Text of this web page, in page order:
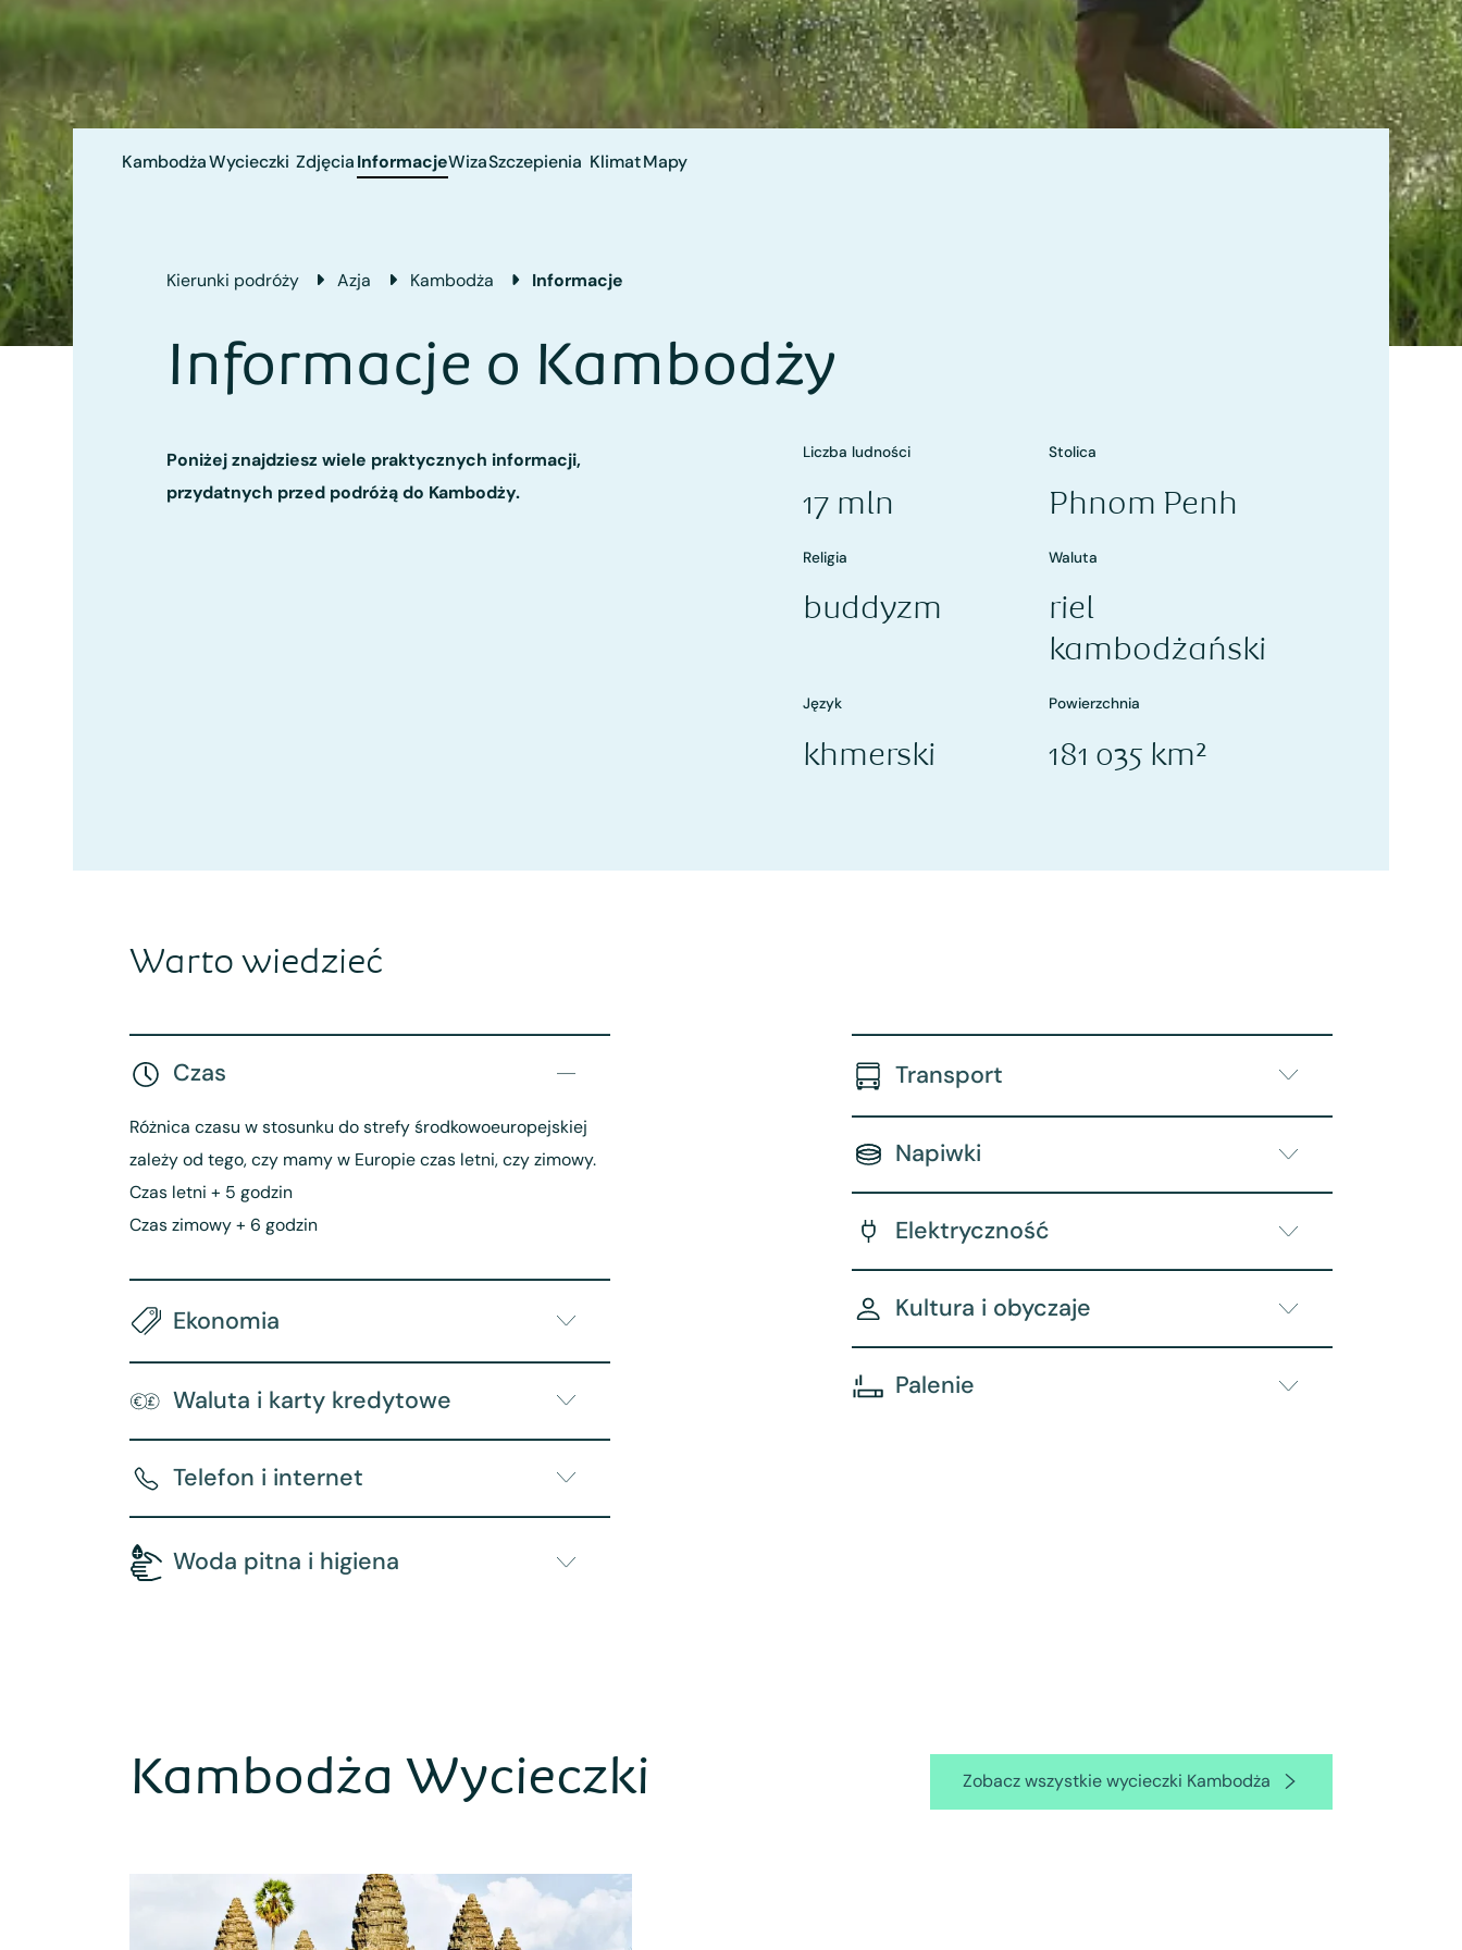
KambodżaWycieczki ZdjęciaInformacjeWizaSzczepienia KlimatMapy
Kierunki podróży Azja Kambodża Informacje
Informacje o Kambodży
Poniżej znajdziesz wiele praktycznych informacji,
przydatnych przed podróżą do Kambodży.
Liczba ludności
17 mln
Stolica
Phnom Penh
Religia
buddyzm
Waluta
riel
kambodżański
Język
khmerski
Powierzchnia
181 035 km²
Warto wiedzieć
Czas
Różnica czasu w stosunku do strefy środkowoeuropejskiej
zależy od tego, czy mamy w Europie czas letni, czy zimowy.
Czas letni + 5 godzin
Czas zimowy + 6 godzin
Ekonomia
Waluta i karty kredytowe
Telefon i internet
Woda pitna i higiena
Transport
Napiwki
Elektryczność
Kultura i obyczaje
Palenie
Kambodża Wycieczki Zobacz wszystkie wycieczki Kambodża